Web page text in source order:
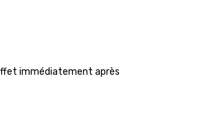
immédiatement après